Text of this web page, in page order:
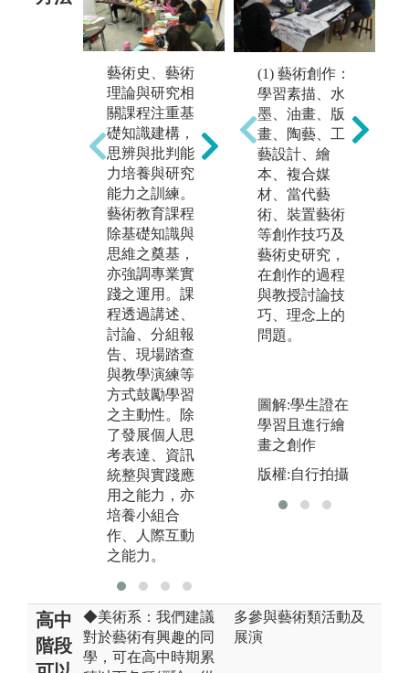
藝術史、藝術
理論與研究相
關課程注重基
礎知識建構，
思辨與批判能
力培養與研究
能力之訓練。
藝術教育課程
除基礎知識與
思維之奠基，
亦強調專業實
踐之運用。課
程透過講述、
討論、分組報
告、現場踏查
與教學演練等
方式鼓勵學習
之主動性。除
了發展個人思
考表達、資訊
統整與實踐應
用之能力，亦
培養小組合
作、人際互動
之能力。
創作課程提供
兼重理念與實
務的當代創作
經驗。課程多
元，透過各類
媒材學習與跨
域綜合課程，
接軌當代藝術
工具、手法、
觀念，兼重人
文關懷與創新
表現。大三開
始並有個人創
作空間，鼓勵
(1) 藝術創作：
學習素描、水
墨、油畫、版
畫、陶藝、工
藝設計、繪
本、複合媒
材、當代藝
術、裝置藝術
等創作技巧及
藝術史研究，
在創作的過程
與教授討論技
巧、理念上的
問題。
圖解:學生證在
學習且進行繪
畫之創作
版權:自行拍攝
高中
階段
◆美術系：我們建議
對於藝術有興趣的同
學，可在高中時期累
多參與藝術類活動及
展演